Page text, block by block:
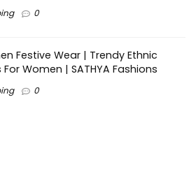
0
Festive Wear | Trendy Ethnic
For Women | SATHYA Fashions
0